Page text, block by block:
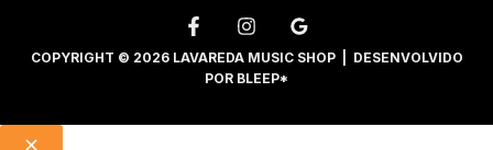
COPYRIGHT © 2026 LAVAREDA MUSIC SHOP | DESENVOLVIDO
POR BLEEP*